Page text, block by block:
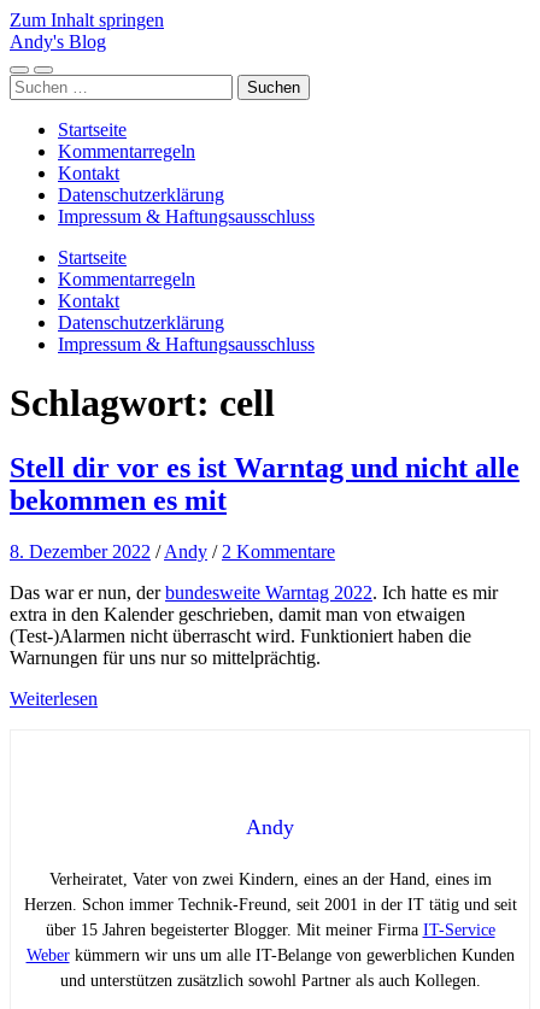
Zum Inhalt springen
Andy's Blog
Mobile-
Menü
Suchfeld
ein-/ausblenden
Suchen
nach:
Startseite
Kommentarregeln
Kontakt
Datenschutzerklärung
Impressum & Haftungsausschluss
Startseite
Kommentarregeln
Kontakt
Datenschutzerklärung
Impressum & Haftungsausschluss
Schlagwort: cell
Stell dir vor es ist Warntag und nicht alle
bekommen es mit
8. Dezember 2022 /Andy / 2 Kommentare
Das war er nun, derbundesweite Warntag 2022. Ich hatte es mir
extra in den Kalender geschrieben, damit man von etwaigen
(Test-)Alarmen nicht überrascht wird. Funktioniert haben die
Warnungen für uns nur so mittelprächtig.
Weiterlesen
Andy
Verheiratet, Vater von zwei Kindern, eines an der Hand, eines im
Herzen. Schon immer Technik-Freund, seit 2001 in der IT tätig und seit
über 15 Jahren begeisterter Blogger. Mit meiner Firma IT-Service
Weberkümmern wir uns um alle IT-Belange von gewerblichen Kunden
und unterstützen zusätzlich sowohl Partner als auch Kollegen.